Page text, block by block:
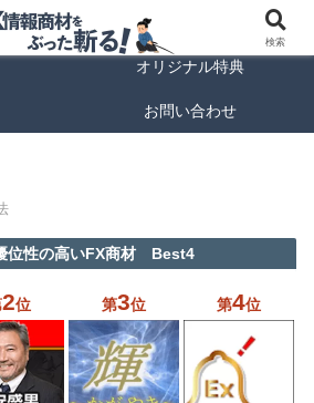
FX手法解説
オリジナル特典
お問い合わせ
位性の高いFX商材 Best4
2位 第3位 第4位
検索